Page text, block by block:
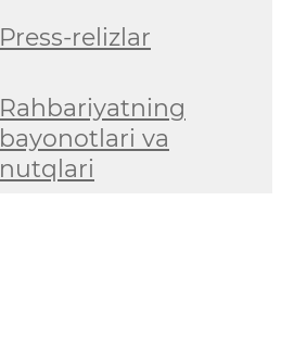
Press-relizlar
Rahbariyatning
bayonotlari va
nutqlari